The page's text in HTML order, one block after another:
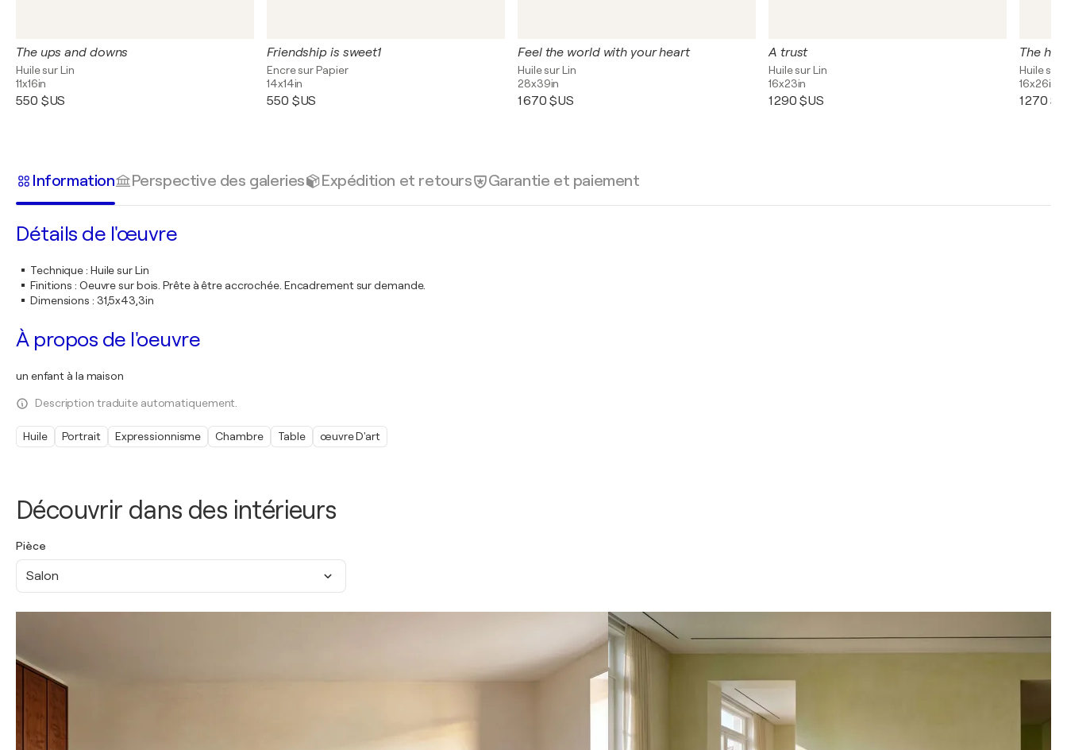
Découvrir dans des intérieurs
Pièce
Salon
The ups and downs
Huile sur Lin
11x16in
550 $US
Friendship is sweet1
Encre sur Papier
14x14in
550 $US
Feel the world with your heart
Huile sur Lin
28x39in
1 670 $US
A trust
Huile sur Lin
16x23in
1 290 $US
The
Huile sur
16x26in
1 270
Information Perspective des galeries Expédition et retours Garantie et paiement
Détails de l'œuvre
Technique: Huile sur Lin
Finitions : Oeuvre sur bois. Prête à être accrochée. Encadrement sur demande.
Dimensions : 31,5x43,3in
À propos de l'oeuvre
un enfant à la maison
Description traduite automatiquement.
Huile Portrait Expressionnisme Chambre Table œuvre D'art